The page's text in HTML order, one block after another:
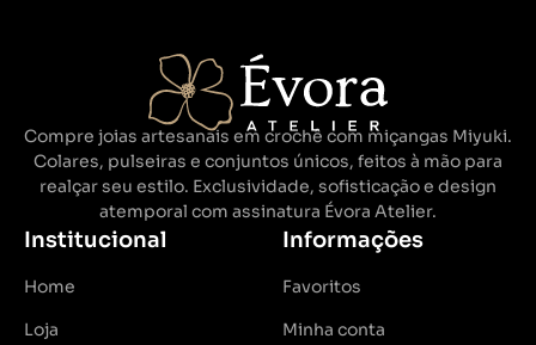
Compre joias artesanais em crochê com miçangas Miyuki.
Colares, pulseiras e conjuntos únicos, feitos à mão para
realçar seu estilo. Exclusividade, sofisticação e design
atemporal com assinatura Évora Atelier.
Institucional
Home
Loja
Informações
Favoritos
Minha conta